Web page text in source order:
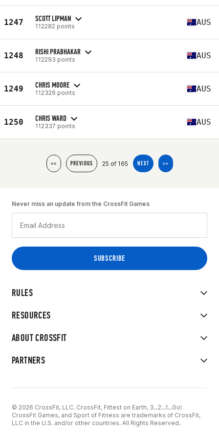
1247 SCOTT LIPMAN
112282 points AUS
1248 RISHI PRABHAKAR
112293 points AUS
1249 CHRIS MOORE
112326 points AUS
1250 CHRIS WARD
112337 points AUS
<< PREVIOUS 25 of 165 NEXT >>
RULES
RESOURCES
ABOUT CROSSFIT
PARTNERS
Never miss an update from the CrossFit Games
© 2026 CrossFit, LLC. CrossFit, Fittest on Earth, 3...2...1...Go!
CrossFit Games, and Sport of Fitness are trademarks of CrossFit,
LLC in the U.S. and/or other countries. All Rights Reserved.